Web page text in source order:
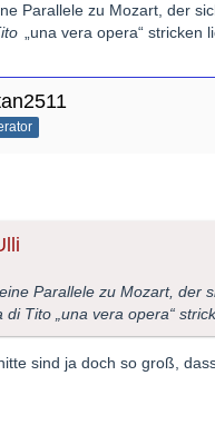
Parallele zu Mozart, der
„una vera opera“ stricken
Parallele zu Mozart, der
di Tito „una vera opera“
sind ja doch so groß,